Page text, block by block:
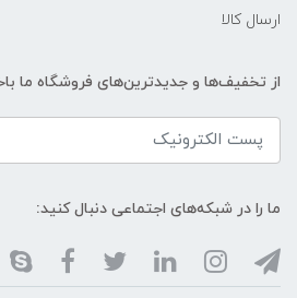
ارسال کالا
از تخفیف‌ها و جدیدترین‌های فروشگاه ما
ما را در شبکه‌های اجتماعی دنبال کنید: